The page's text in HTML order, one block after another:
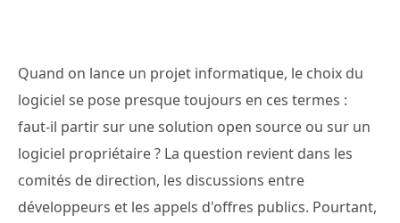
Quand on lance un projet informatique, le choix du
logiciel se pose presque toujours en ces termes :
faut-il partir sur une solution open source ou sur un
logiciel propriétaire ? La question revient dans les
comités de direction, les discussions entre
développeurs et les appels d'offres publics. Pourtant,